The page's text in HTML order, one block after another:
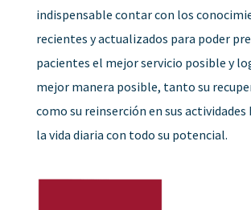
indispensable contar con los
recientes y actualizados para poder
pacientes el mejor servicio posible y
mejor manera posible, tanto su
como su reinserción en sus actividades
la vida diaria con todo su potencial.